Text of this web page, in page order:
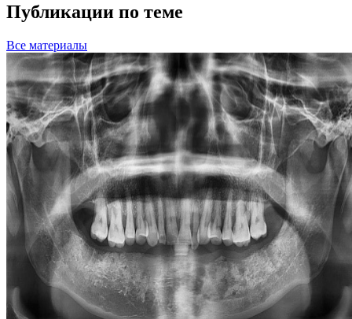
Публикации по теме
Все материалы